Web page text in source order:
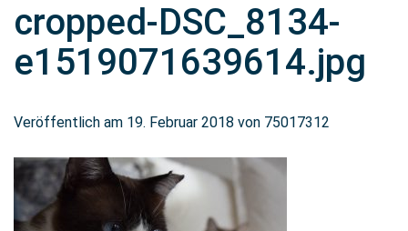
cropped-DSC_8134-
e1519071639614.jpg
Veröffentlich am 19. Februar 2018 von 75017312